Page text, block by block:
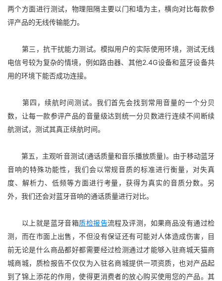
两个方面进行测试，物理阻隔主要以门和墙为主，横向对比每款参
评产品的无线传输能力。
第三，抗干扰能力测试。模拟用户的实际使用环境，测试无线
电信号较为复杂的情境，例如路由器、其他2.4G设备和蓝牙设备共
用的环境下能否成功连接。
第四，续航时间测试。我们首先会找到常用音量的一个分贝
数，让每一款参评产品的音量级达到统一分贝数进行连续不间断续
航测试，测试其真正续航时间。
第五，主观听音测试(通话质量和音乐播放质量)。由于移动蓝牙
音响的特殊功能性，我们会以常规音质的标准进行衡量，对失真
度、解析力、低频等方面进行考量，获得为真实的音质分数。另
外，我们还会对蓝牙音响的通话质量进行对比。
以上就是蓝牙音箱质检报告流程及评测，如果商品没有通过检
测，而在市面上出售，不但没有保证还有可能对人体造成伤害，目
前无论是什么商品都好都需要经过检测通过才能够入驻商城天猫商
城商城，质检报告不仅仅为入驻名商城提供一项资质，也对产品起
到了锦上添花的作用，使得更消费者的放心购买使用您的产品。其